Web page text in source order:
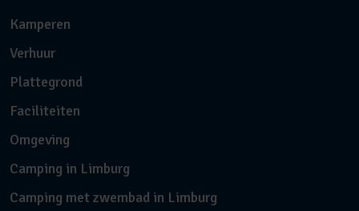
Kamperen
Verhuur
Plattegrond
Faciliteiten
Omgeving
Camping in Limburg
Camping met zwembad in Limburg